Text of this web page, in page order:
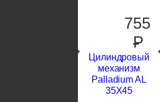
755
P
Цилиндровый
механизм
Palladium AL
35X45